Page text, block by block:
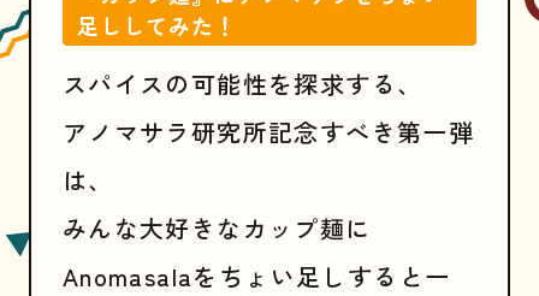
足ししてみた！
スパイスの可能性を探求する、
アノマサラ研究所記念すべき第一弾
は、
みんな大好きなカップ麺に
Anomasalaをちょい足しすると一